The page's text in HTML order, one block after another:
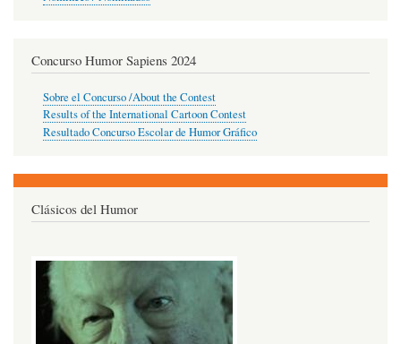
Concurso Humor Sapiens 2024
Sobre el Concurso /About the Contest
Results of the International Cartoon Contest
Resultado Concurso Escolar de Humor Gráfico
Clásicos del Humor